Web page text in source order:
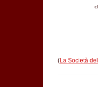
(La Società